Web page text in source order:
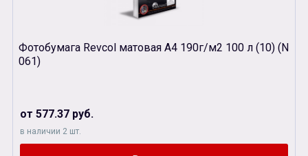
Фотобумага Revcol матовая А4 190г/м2 100 л (10) (N
061)
от 577.37 руб.
в наличии 2 шт.